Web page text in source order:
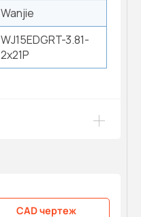
Wanjie
WJ15EDGRT-3.81-
2x21P
CAD чертеж